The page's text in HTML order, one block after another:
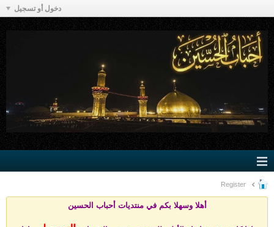
دخول أو تسجيل
Register
أهلا وسهلا بكم في منتديات أحباب الحسين